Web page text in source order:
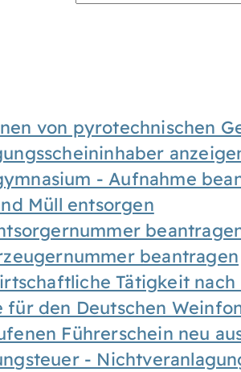
von pyrotechnischen
- Aufnahme
Müll entsorgen
beantragen
Tätigkeit
für den Deutschen
Führerschein neu
-